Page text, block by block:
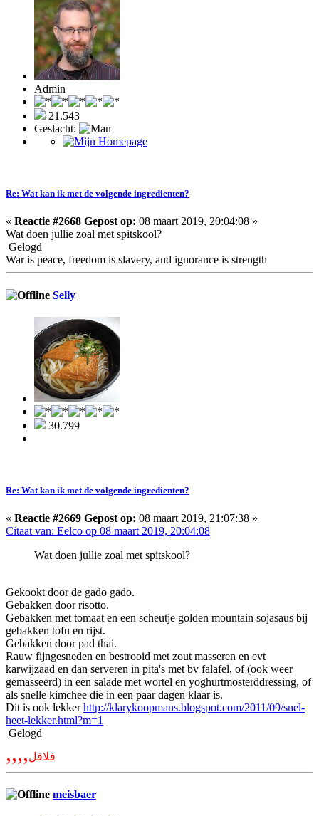
Admin
21.543
Geslacht:
Re: Wat kan ik met de volgende ingredienten?
« Reactie #2668 Gepost op: 08 maart 2019, 20:04:08 »
Wat doen jullie zoal met spitskool?
Gelogd
War is peace, freedom is slavery, and ignorance is strength
Selly
30.799
Re: Wat kan ik met de volgende ingredienten?
« Reactie #2669 Gepost op: 08 maart 2019, 21:07:38 »
Citaat van: Eelco op 08 maart 2019, 20:04:08
Wat doen jullie zoal met spitskool?
Gekookt door de gado gado.
Gebakken door risotto.
Gebakken met tomaat en een scheutje golden mountain sojasaus bij
gebakken tofu en rijst.
Gebakken door pad thai.
Rauw fijngesneden en bestrooid met zout masseren en evt
karwijzaad en dan serveren in pita's met bv falafel, of (ook weer
gemasseerd) in een salade met wortel en yoghurtmosterddressing, of
als snelle kimchee die in een paar dagen klaar is.
Dit is ook lekkerhttp://klarykoopmans.blogspot.com/2011/09/snel-
heet-lekker.html?m=1
Gelogd
,,,,فلافل
meisbaer